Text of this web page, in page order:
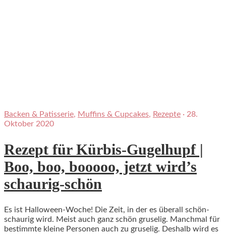
Backen & Patisserie, Muffins & Cupcakes, Rezepte · 28.
Oktober 2020
Rezept für Kürbis-Gugelhupf |
Boo, boo, booooo, jetzt wird’s
schaurig-schön
Es ist Halloween-Woche! Die Zeit, in der es überall schön-
schaurig wird. Meist auch ganz schön gruselig. Manchmal für
bestimmte kleine Personen auch zu gruselig. Deshalb wird es